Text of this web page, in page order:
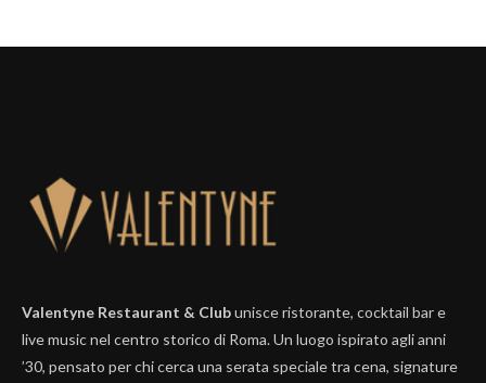
Valentyne Restaurant & Clubunisce ristorante, cocktail bar e
live music nel centro storico di Roma. Un luogo ispirato agli anni
’30, pensato per chi cerca una serata speciale tra cena, signature